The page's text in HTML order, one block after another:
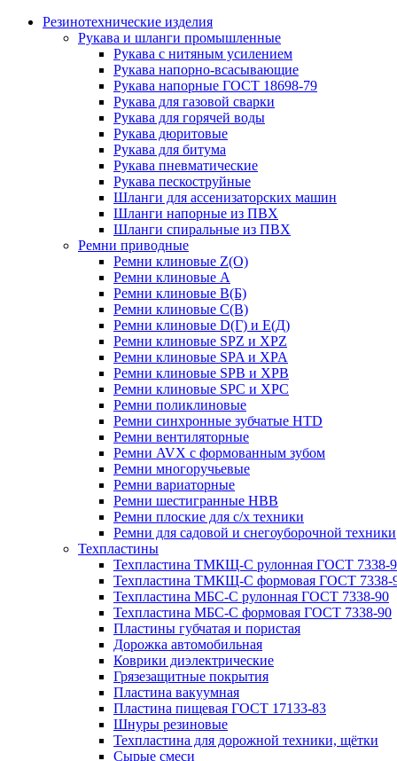
Резинотехнические изделия
Рукава и шланги промышленные
Рукава с нитяным усилением
Рукава напорно-всасывающие
Рукава напорные ГОСТ 18698-79
Рукава для газовой сварки
Рукава для горячей воды
Рукава дюритовые
Рукава для битума
Рукава пневматические
Рукава пескоструйные
Шланги для ассенизаторских машин
Шланги напорные из ПВХ
Шланги спиральные из ПВХ
Ремни приводные
Ремни клиновые Z(О)
Ремни клиновые А
Ремни клиновые В(Б)
Ремни клиновые С(В)
Ремни клиновые D(Г) и Е(Д)
Ремни клиновые SPZ и XPZ
Ремни клиновые SPA и XPA
Ремни клиновые SPB и XPB
Ремни клиновые SPC и XPC
Ремни поликлиновые
Ремни синхронные зубчатые HTD
Ремни вентиляторные
Ремни AVX с формованным зубом
Ремни многоручьевые
Ремни вариаторные
Ремни шестигранные HBB
Ремни плоские для с/х техники
Ремни для садовой и снегоуборочной техники
Техпластины
Техпластина ТМКЩ-С рулонная ГОСТ 7338-
Техпластина ТМКЩ-С формовая ГОСТ 7338-
Техпластина МБС-С рулонная ГОСТ 7338-90
Техпластина МБС-С формовая ГОСТ 7338-90
Пластины губчатая и пористая
Дорожка автомобильная
Коврики диэлектрические
Грязезащитные покрытия
Пластина вакуумная
Пластина пищевая ГОСТ 17133-83
Шнуры резиновые
Техпластина для дорожной техники, щётки
Сырые смеси